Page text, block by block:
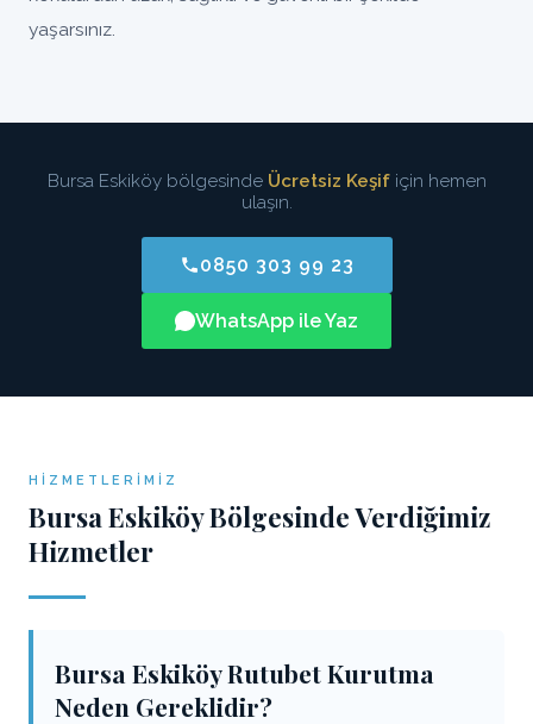
yaşarsınız.
Bursa Eskiköy bölgesinde Ücretsiz Keşifiçin hemen
ulaşın.
0850 303 99 23
WhatsApp ile Yaz
HIZMETLERIMIZ
Bursa Eskiköy Bölgesinde Verdiğimiz
Hizmetler
Bursa Eskiköy Rutubet Kurutma
Neden Gereklidir?